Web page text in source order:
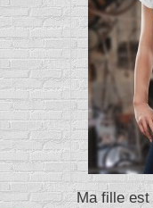
Ma fille